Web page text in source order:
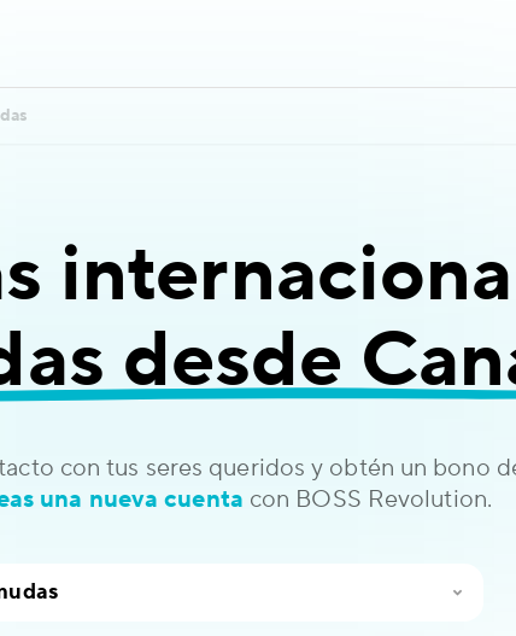
desde
con tus seres queridos y obtén un bono
una nueva cuenta con BOSS Revolution.